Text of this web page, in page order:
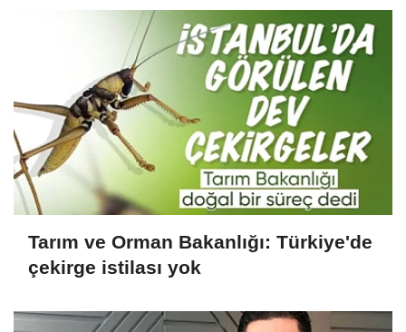
Tarım ve Orman Bakanlığı: Türkiye'de
çekirge istilası yok